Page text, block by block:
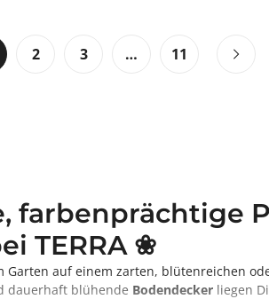
2 3 … 11
farbenprächtige
TERRA ❀
auf einem zarten, blütenreichen
dauerhaft blühende Bodendecker liegen